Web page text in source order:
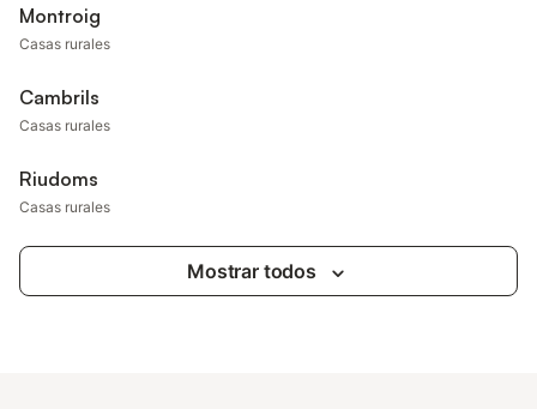
Montroig
Casas rurales
Cambrils
Casas rurales
Riudoms
Casas rurales
Mostrar todos